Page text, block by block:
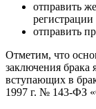
отправить
регистрации
отправить
Отметим, что
заключения брака
вступающих в
1997 г. № 143-ФЗ